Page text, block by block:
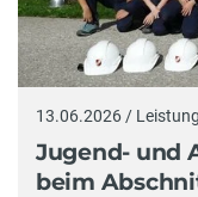
13.06.2026 /
Jugend- und
beim